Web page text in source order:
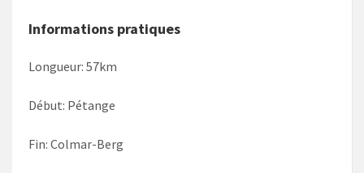
Information​s pratiques
Longueur: 57km
Début: Pétange
Fin: Colmar-Berg